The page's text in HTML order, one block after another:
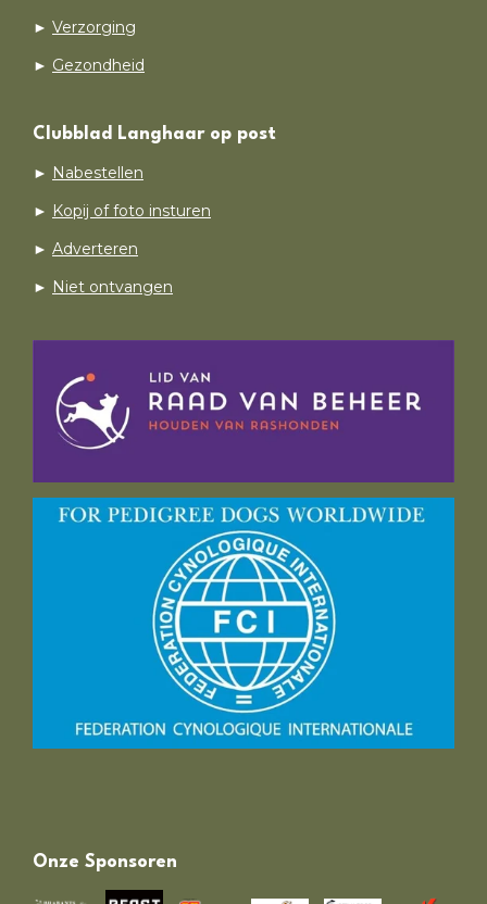
► Verzorging
► Gezondheid
Clubblad Langhaar op post
► Nabestellen
► Kopij of foto insturen
► Adverteren
► Niet ontvangen
Onze Sponsoren